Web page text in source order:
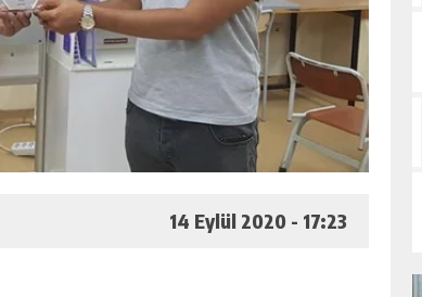
14 Eylül 2020 - 17:23